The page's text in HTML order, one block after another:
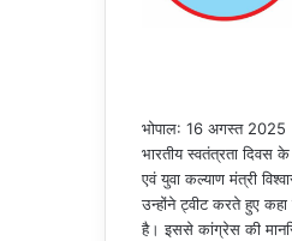
भोपाल: 16 अगस्त 2025
भारतीय स्वतंत्रता दिवस
एवं युवा कल्याण मंत्री
उन्होंने ट्वीट करते हुए
है। इससे कांग्रेस की